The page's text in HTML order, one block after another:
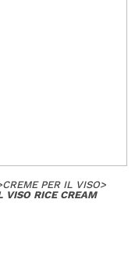
CREME PER IL VISO>
VISO RICE CREAM